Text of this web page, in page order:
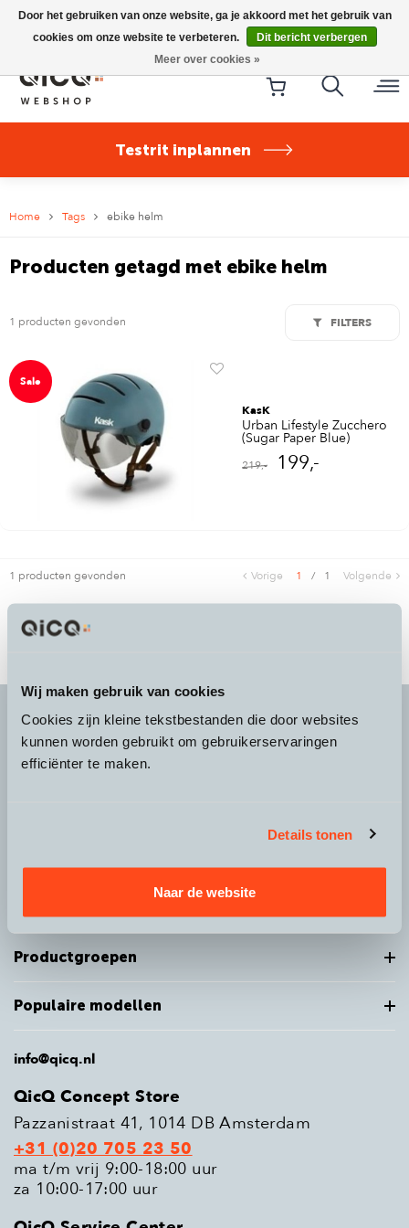
Wij maken gebruik van cookies
Cookies zijn kleine tekstbestanden die door websites
kunnen worden gebruikt om gebruikerservaringen
efficiënter te maken.
Details tonen
Naar de website
Riese & Müller Nevo5 Silent Core nu direct uit voorraad
leverbaar!
Testrit inplannen
Home Tags ebike helm
Producten getagd met ebike helm
1 producten gevonden FILTERS
Sale
KasK
Urban Lifestyle Zucchero
(Sugar Paper Blue)
219,- 199,-
1 producten gevonden Vorige 1 / 1 Volgende
It's more than achoice
Productgroepen
Populaire modellen
info@qicq.nl
QicQ Concept Store
Pazzanistraat 41, 1014 DB Amsterdam
+31 (0)20 705 23 50
ma t/m vrij 9:00-18:00 uur
za 10:00-17:00 uur
Door het gebruiken van onze website, ga je akkoord met het gebruik van
cookies om onze website te verbeteren.
Dit bericht verbergen
Meer over cookies »